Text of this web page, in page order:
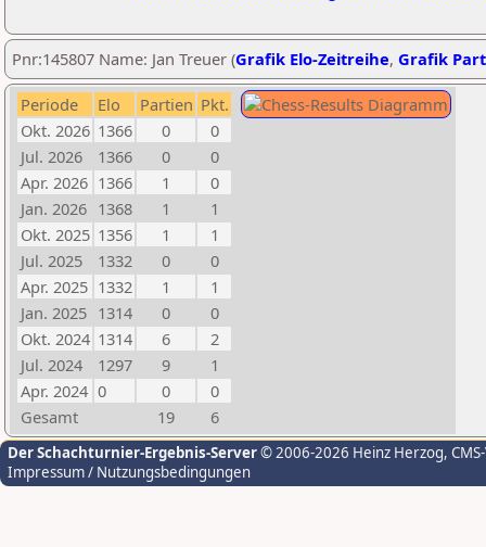
Pnr:145807 Name: Jan Treuer (Grafik Elo-Zeitreihe, Grafik
Periode Elo Partien Pkt.
Okt. 2026 1366 0
0
Jul. 2026
1366 0
0
Apr. 2026 1366 1
0
Jan. 2026 1368 1
1
Okt. 2025 1356 1
1
Jul. 2025
1332 0
0
Apr. 2025 1332 1
1
Jan. 2025 1314 0
0
Okt. 2024 1314 6
2
Jul. 2024
1297 9
1
Apr. 2024 0 0
0
Gesamt
19 6
Der Schachturnier-Ergebnis-Server© 2006-2026 Heinz Herzog,
Impressum / Nutzungsbedingungen